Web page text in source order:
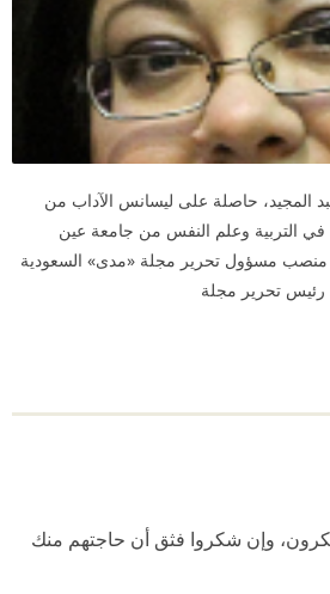
المجيد، حاصلة على ليسانس الآداب من
التربية وعلم النفس من جامعة عين
مسؤول تحرير مجلة «مدى» السعودية
تحرير مجلة
وإن شكروا فثق أن حاجتهم منك